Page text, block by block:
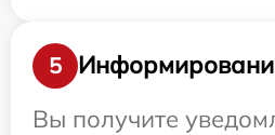
5
Вы получите